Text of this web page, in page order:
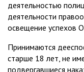
деятельностью
деятельности
освещение успехов
Принимаются
старше 18 лет, не
подвергавшиеся